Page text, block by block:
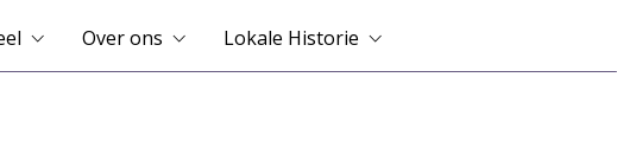
Over ons Lokale Historie